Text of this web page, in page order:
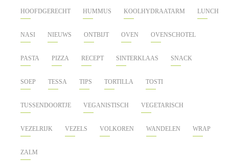
HOOFDGERECHT HUMMUS KOOLHYDRAATARM LUNCH
NASI NIEUWS ONTBIJT OVEN OVENSCHOTEL
PASTA PIZZA RECEPT SINTERKLAAS SNACK
SOEP TESSA TIPS TORTILLA TOSTI
TUSSENDOORTJE VEGANISTISCH VEGETARISCH
VEZELRIJK VEZELS VOLKOREN WANDELEN WRAP
ZALM